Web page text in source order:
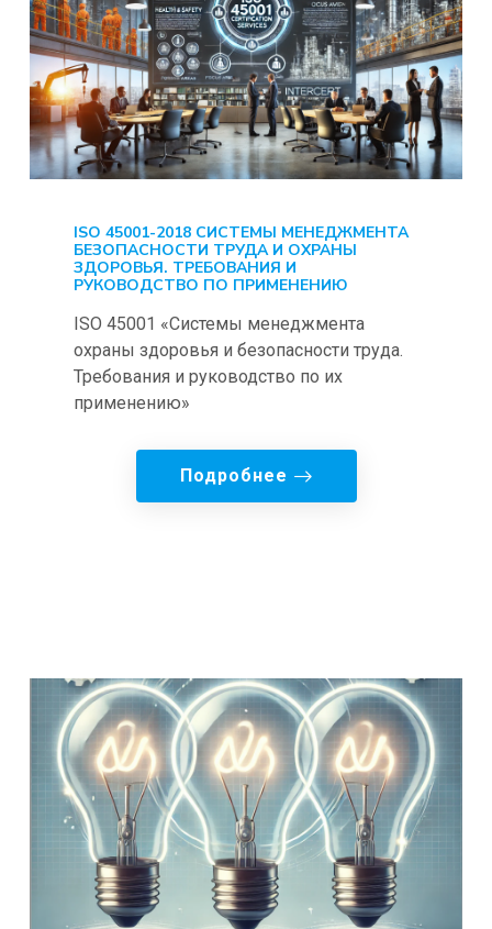
ISO 45001-2018 СИСТЕМЫ МЕНЕДЖМЕНТА
БЕЗОПАСНОСТИ ТРУДА И ОХРАНЫ
ЗДОРОВЬЯ. ТРЕБОВАНИЯ И
РУКОВОДСТВО ПО ПРИМЕНЕНИЮ
ISO 45001 «Системы менеджмента
охраны здоровья и безопасности труда.
Требования и руководство по их
применению»
Подробнее